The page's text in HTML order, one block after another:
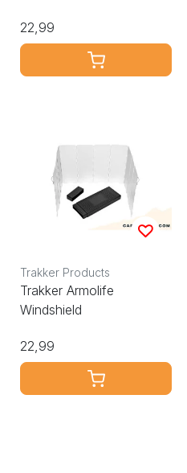
22,99
Trakker Products
Trakker Armolife
Windshield
22,99